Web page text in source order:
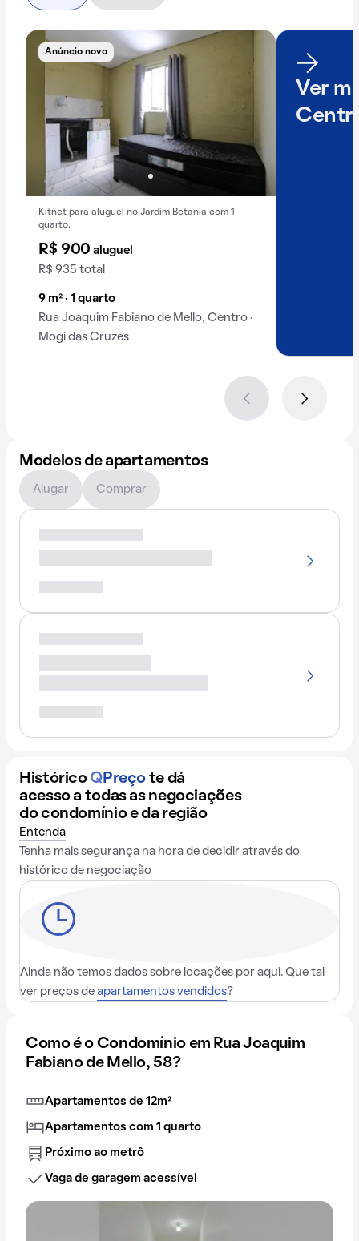
Anúncio novo
Kitnet para aluguel no Jardim Betania com 1
quarto.
R$ 900aluguel
R$ 935 total
9 m² · 1 quarto
Rua Joaquim Fabiano de Mello, Centro ·
Mogi das Cruzes
Ver
Modelos de apartamentos
Alugar Comprar
Histórico QPreço te dá
acesso a todas as negociações
do condomínio e da região
Entenda
Tenha mais segurança na hora de decidir através do
histórico de negociação
Ainda não temos dados sobre locações por aqui. Que tal
ver preços de apartamentos vendidos?
Como é o Condomínio em Rua Joaquim
Fabiano de Mello, 58?
Apartamentos de 12m²
Apartamentos com 1 quarto
Próximo ao metrô
Vaga de garagem acessível